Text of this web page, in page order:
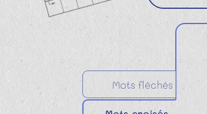
Mots fléchés